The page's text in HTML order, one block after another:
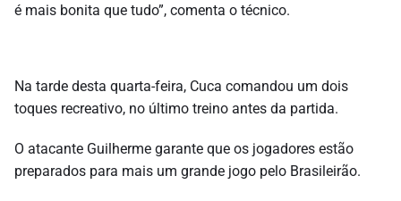
é mais bonita que tudo”, comenta o técnico.
Na tarde desta quarta-feira, Cuca comandou um dois
toques recreativo, no último treino antes da partida.
O atacante Guilherme garante que os jogadores estão
preparados para mais um grande jogo pelo Brasileirão.